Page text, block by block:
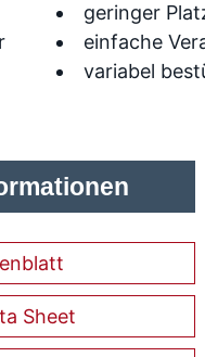
geringer
einfache
variabel
Sheet